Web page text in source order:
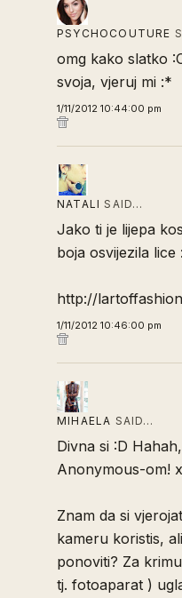
PSYCHOCOUTURE
omg kako slatko
svoja, vjeruj mi :*
1/11/2012 10:44:00 pm
NATALI SAID…
Jako ti je lijepa
boja osvijezila lice
http://
1/11/2012 10:46:00 pm
MIHAELA SAID…
Divna si :D
Anonymous-om!
Znam da si
kameru koristis,
ponoviti? Za
tj. fotoaparat )